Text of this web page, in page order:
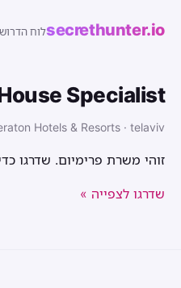
secrethunter.ioלוח
Specialist
Hotels & Resorts · telaviv
זוהי משרת פרימיום. שדרגו
שדרגו לצפייה »